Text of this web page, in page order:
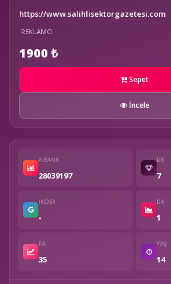
https://www.salihlisektorgazetesi.com
REKLAMCI
1900 ₺
Sepet
İncele
A.RANK
28039197
DR
7
INDEX
-
DA
1
PA
35
YAŞ
14